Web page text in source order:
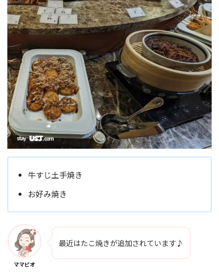
牛すじ土手焼き
お好み焼き
ママピオ
最近はたこ焼きが追加されています♪